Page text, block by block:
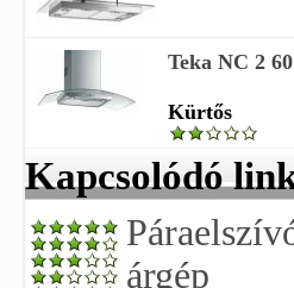
Teka NC 2
Kürtős
Kapcsolódó
árgép